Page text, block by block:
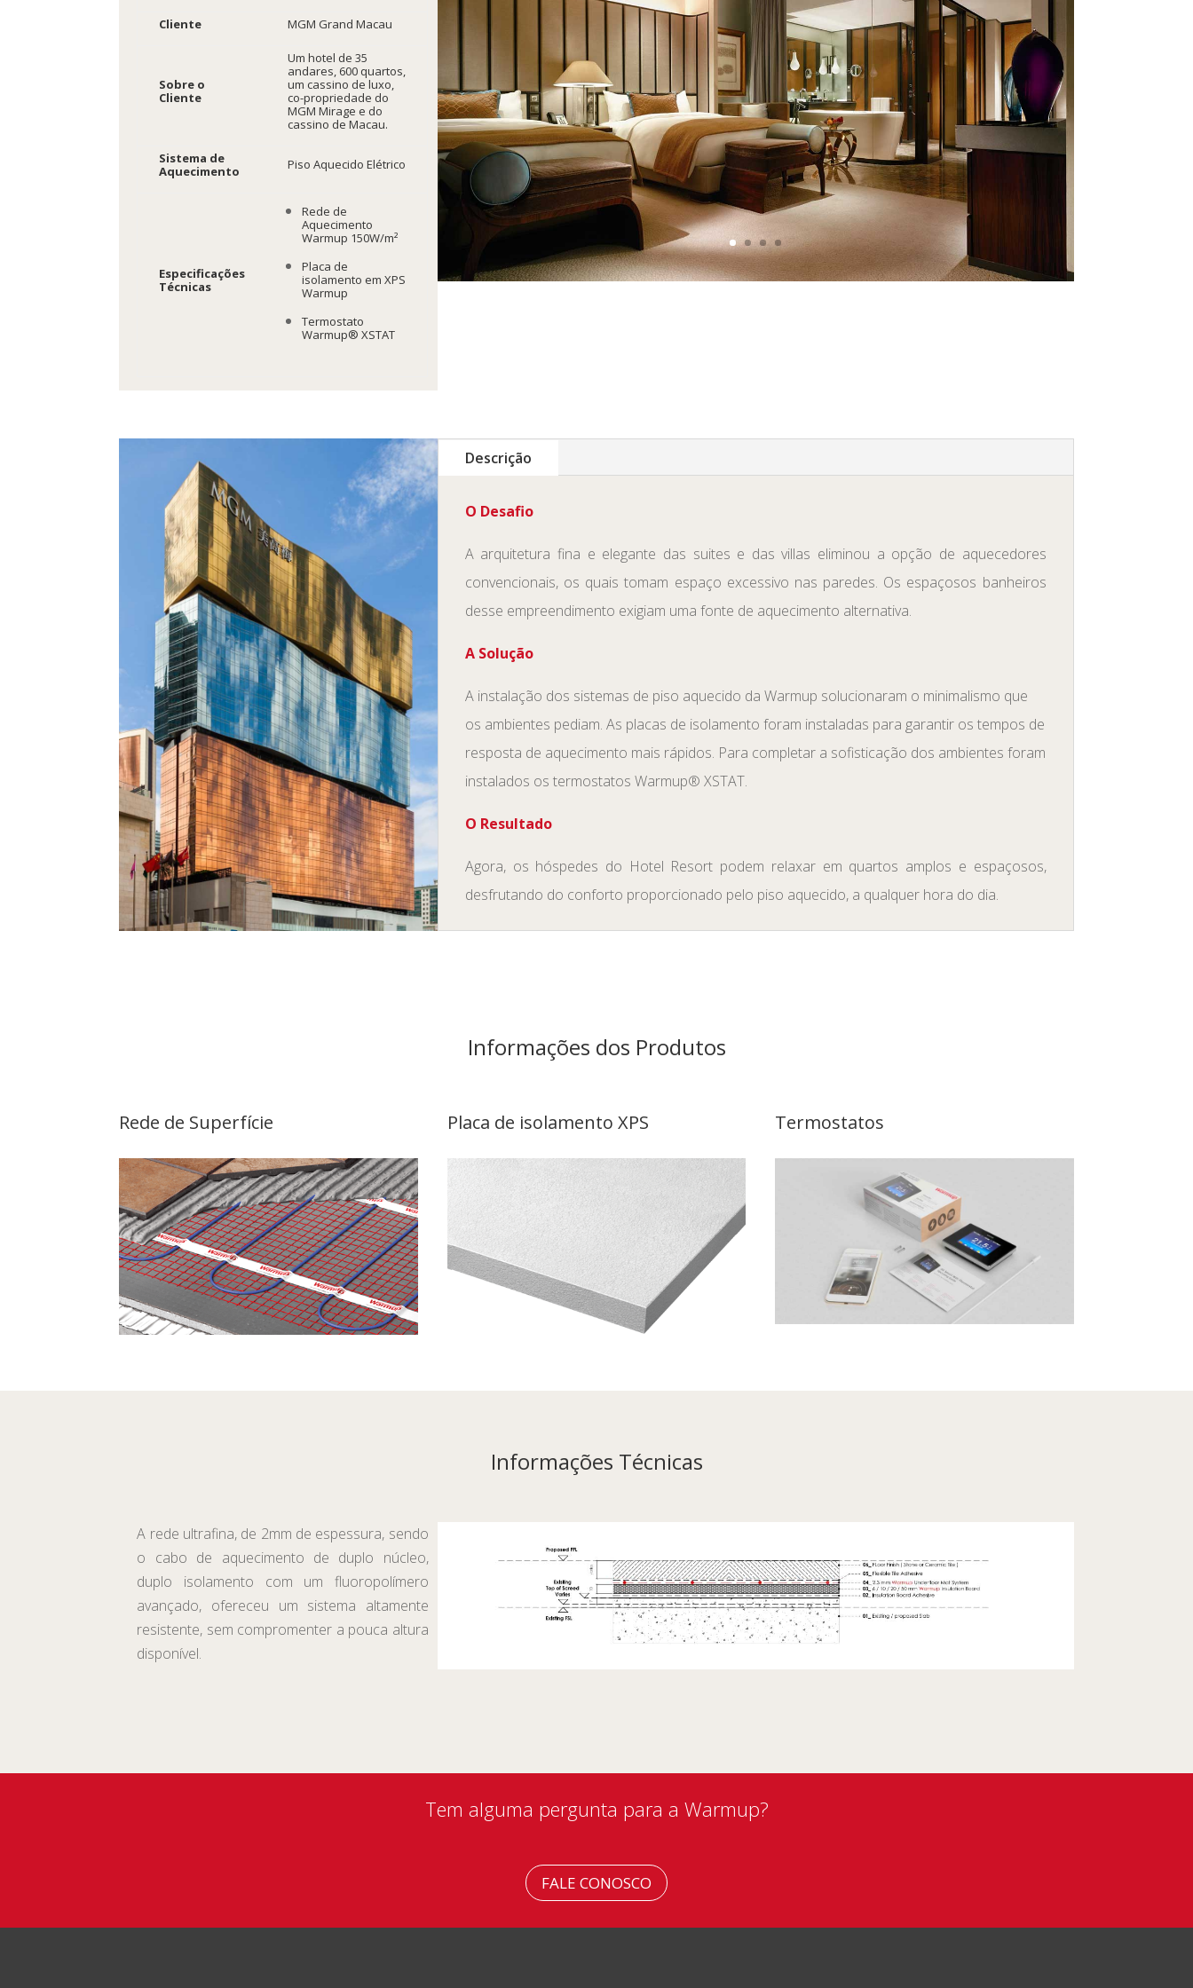
Cliente MGM Grand Macau
Sobre o
Cliente
Um hotel de 35
andares, 600 quartos,
um cassino de luxo,
co-propriedade do
MGM Mirage e do
cassino de Macau.
Sistema de
Aquecimento
Piso Aquecido Elétrico
Especificações
Técnicas
Rede de
Aquecimento
Warmup 150W/m²
Placa de
isolamento em XPS
Warmup
Termostato
Warmup® XSTAT
Descrição
O Desafio
A arquitetura fina e elegante das suites e das villas eliminou a opção de aquecedores
convencionais, os quais tomam espaço excessivo nas paredes. Os espaçosos banheiros
desse empreendimento exigiam uma fonte de aquecimento alternativa.
A Solução
A instalação dos sistemas de piso aquecido da Warmup solucionaram o minimalismo que
os ambientes pediam. As placas de isolamento foram instaladas para garantir os tempos de
resposta de aquecimento mais rápidos. Para completar a sofisticação dos ambientes foram
instalados os termostatos Warmup® XSTAT.
O Resultado
Agora, os hóspedes do Hotel Resort podem relaxar em quartos amplos e espaçosos,
desfrutando do conforto proporcionado pelo piso aquecido, a qualquer hora do dia.
Informações dos Produtos
Rede de Superfície Placa de isolamento XPS Termostatos
Informações Técnicas
A rede ultrafina, de 2mm de espessura, sendo
o cabo de aquecimento de duplo núcleo,
duplo isolamento com um fluoropolímero
avançado, ofereceu um sistema altamente
resistente, sem compromenter a pouca altura
disponível.
Tem alguma pergunta para a Warmup?
FALE CONOSCO